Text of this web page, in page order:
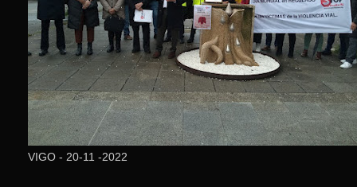
VIGO - 20-11 -2022